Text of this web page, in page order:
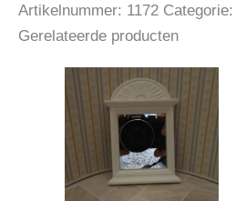
Artikelnummer: 1172 Categorie:
Gerelateerde producten